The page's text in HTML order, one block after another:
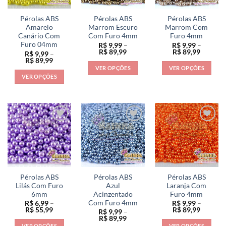
podem
ser
escolhidas
na
página
do
ser
escolhidas
na
página
do
ser
escolhidas
na
página
do
Pérolas ABS
Amarelo
Canário Com
Furo 04mm
R$9,99 –
R$89,99Faixa
preço:
R$ 9,99
através
VER OPÇÕES
tem
várias
variantes.
As
opções
podem
ser
escolhidas
na
página
do
Pérolas ABS
Marrom Escuro
Com Furo 4mm
R$9,99 –
R$89,99Faixa
preço:
R$ 9,99
através
VER OPÇÕES
várias
variantes.
As
opções
podem
ser
escolhidas
na
página
do
produto
Pérolas ABS
Marrom Com
Furo 4mm
R$9,99 –
R$89,99Faixa
preço:
R$ 9,99
através
VER OPÇÕES
várias
variantes.
As
opções
podem
ser
escolhidas
na
página
do
produto
Pérolas ABS
Lilás Com Furo
6mm
R$6,99 –
R$55,99Faixa
preço:
Pérolas ABS
Azul
Acinzentado
Com Furo 4mm
R$9,99 –
R$89,99Faixa
Pérolas ABS
Laranja Com
Furo 4mm
R$9,99 –
R$89,99Faixa
preço: